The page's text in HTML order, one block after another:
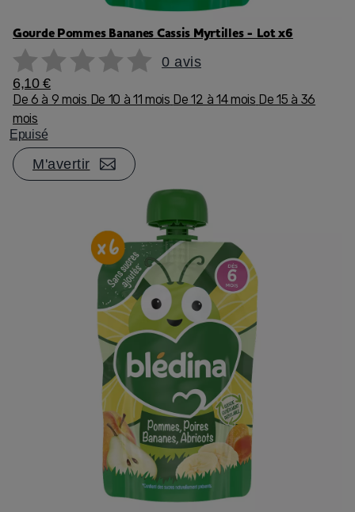
Gourde Pommes Bananes Cassis Myrtilles - Lot x6
0 avis
6,10 €
De 6 à 9 mois De 10 à 11 mois De 12 à 14 mois De 15 à 36
mois
Epuisé
M'avertir